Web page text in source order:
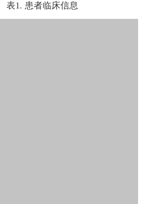
表1. 患者临床信息